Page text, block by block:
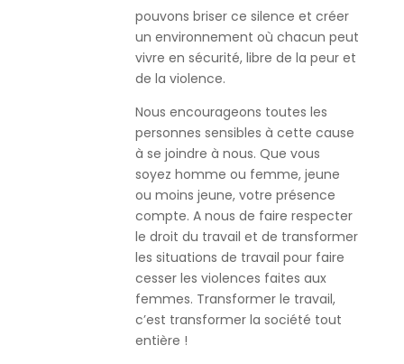
pouvons briser ce silence et créer
un environnement où chacun peut
vivre en sécurité, libre de la peur et
de la violence.
Nous encourageons toutes les
personnes sensibles à cette cause
à se joindre à nous. Que vous
soyez homme ou femme, jeune
ou moins jeune, votre présence
compte. A nous de faire respecter
le droit du travail et de transformer
les situations de travail pour faire
cesser les violences faites aux
femmes. Transformer le travail,
c’est transformer la société tout
entière !